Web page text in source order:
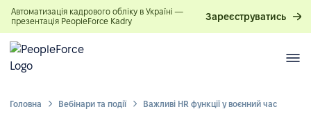
Автоматизація кадрового обліку в Україні —
презентація PeopleForce Kadry
Зареєструватись
Головна Вебінари та події Важливі HR функції у воєнний час